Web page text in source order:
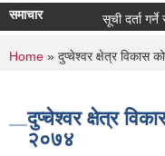
समाचार सूची दर्ता गर्ने
You are here
Home » दुप्चेश्वर क्षेत्र विकास
दुप्चेश्वर क्षेत्र
२०७४